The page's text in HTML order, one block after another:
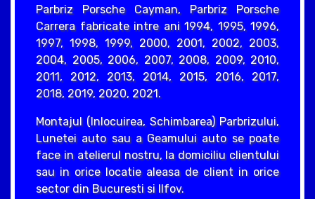
Parbriz Porsche Cayman, Parbriz Porsche
Carrera fabricate intre ani 1994, 1995, 1996,
1997, 1998, 1999, 2000, 2001, 2002, 2003,
2004, 2005, 2006, 2007, 2008, 2009, 2010,
2011, 2012, 2013, 2014, 2015, 2016, 2017,
2018, 2019, 2020, 2021.
Montajul (Inlocuirea, Schimbarea) Parbrizului,
Lunetei auto sau a Geamului auto se poate
face in atelierul nostru, la domiciliu clientului
sau in orice locatie aleasa de client in orice
sector din Bucuresti si Ilfov.